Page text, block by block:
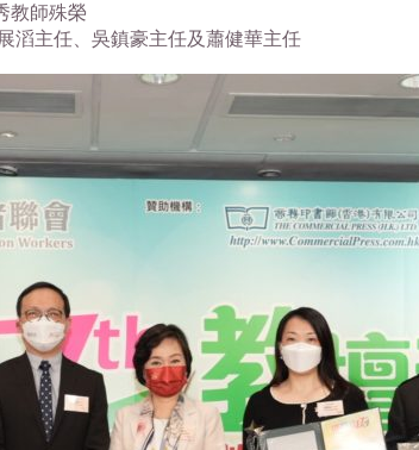
教師殊榮
滔主任、吳鎮豪主任及蕭健華主任